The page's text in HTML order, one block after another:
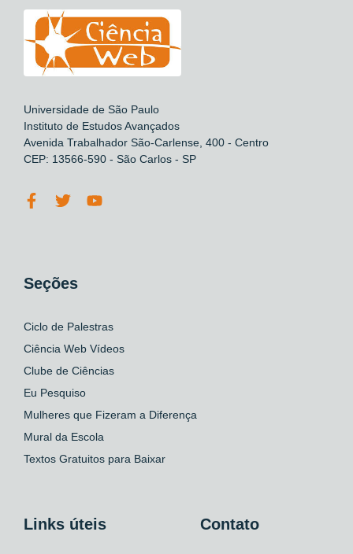
Universidade de São Paulo
Instituto de Estudos Avançados
Avenida Trabalhador São-Carlense, 400 - Centro
CEP: 13566-590 - São Carlos - SP
Seções
Ciclo de Palestras
Ciência Web Vídeos
Clube de Ciências
Eu Pesquiso
Mulheres que Fizeram a Diferença
Mural da Escola
Textos Gratuitos para Baixar
Links úteis Contato